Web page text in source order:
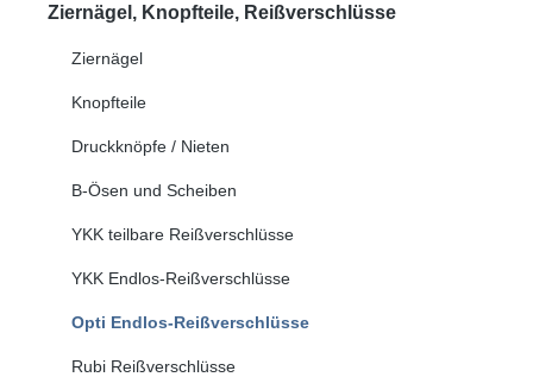
Ziernägel, Knopfteile, Reißverschlüsse
Ziernägel
Knopfteile
Druckknöpfe / Nieten
B-Ösen und Scheiben
YKK teilbare Reißverschlüsse
YKK Endlos-Reißverschlüsse
Opti Endlos-Reißverschlüsse
Rubi Reißverschlüsse